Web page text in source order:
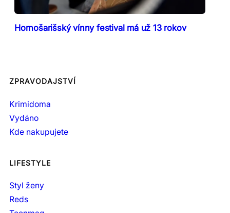
Hornošarišský vínny festival má už 13 rokov
ZPRAVODAJSTVÍ
Krimidoma
Vydáno
Kde nakupujete
LIFESTYLE
Styl ženy
Reds